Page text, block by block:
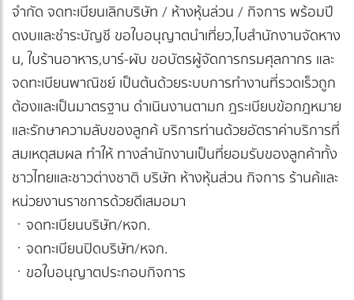
จำกัด จดทะเบียนเลิกบริษัท / ห้างหุ้นล่วน / กิจการ พร้อมปี
ดงบและชำระบัญชี ขอใบอนุญาตนำเที่ยว,ไบสำนักงานจัดหาง
น, ใบร้านอาหาร,บาร์-ผับ ขอบัตรผู้จัดการกรมศุลกากร และ
จดทะเบียนพาณิชย์ เป็นต้นด้วยระบบการทำงานที่รวดเร็วถูก
ต้องและเป็นมาตรฐาน ดำเนินงานตามก ฎระเบียบข้อกฎหมาย
และรักษาความลับของลูกค้ บริการท่านด้วยอัตราค่าบริการที่
สมเหตุสมผล ทำให้ ทางลำนักงานเป็นที่ยอมรับของลูกค้าทั้ง
ชาวไทยและชาวต่างชาติ บริษัท ห้างหุ้นส่วน กิจการ ร้านค้และ
หน่วยงานราชการด้วยดีเสมอมา
ㆍจดทะเบียนบริษัท/หจก.
ㆍจดทะเบียนปิดบริษัท/หจก.
ㆍขอใบอนุญาตประกอบกิจการ